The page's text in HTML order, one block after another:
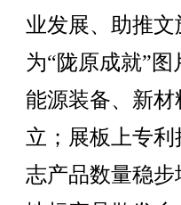
业发展、助推
为“陇原成就”
能源装备、新
立；展板上专
志产品数量稳